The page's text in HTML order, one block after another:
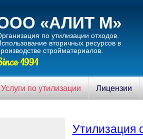
«АЛИТ М»
по утилизации отходов.
вторичныx ресурсов в
стройматериалов.
1991
Услуги по утилизации Лицензии
Утилизация